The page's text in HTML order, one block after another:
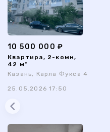
10 500 000 ₽
Квартира, 2-комн,
42 м²
Казань, Карла Фукса 4
25.05.2026 17:50